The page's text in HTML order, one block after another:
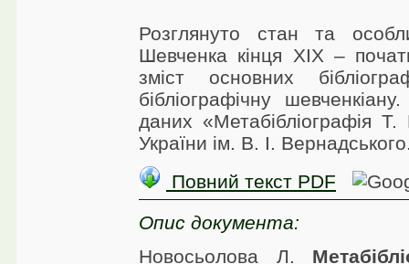
Розглянуто стан та
Шевченка кінця XIX –
зміст основних
бібліографічну
даних «Метабібліографія
України ім. В. І.
Повний текст PDF
Опис документа:
Новосьолова Л.